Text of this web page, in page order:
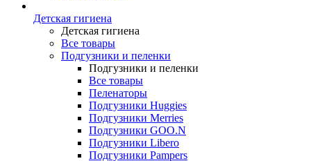
Детская гигиена
Детская гигиена
Все товары
Подгузники и пеленки
Подгузники и пеленки
Все товары
Пеленаторы
Подгузники Huggies
Подгузники Merries
Подгузники GOO.N
Подгузники Libero
Подгузники Pampers